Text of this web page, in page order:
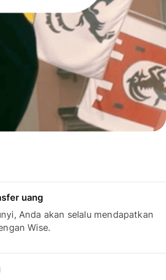
uang
Anda akan selalu mendapatkan
Wise.